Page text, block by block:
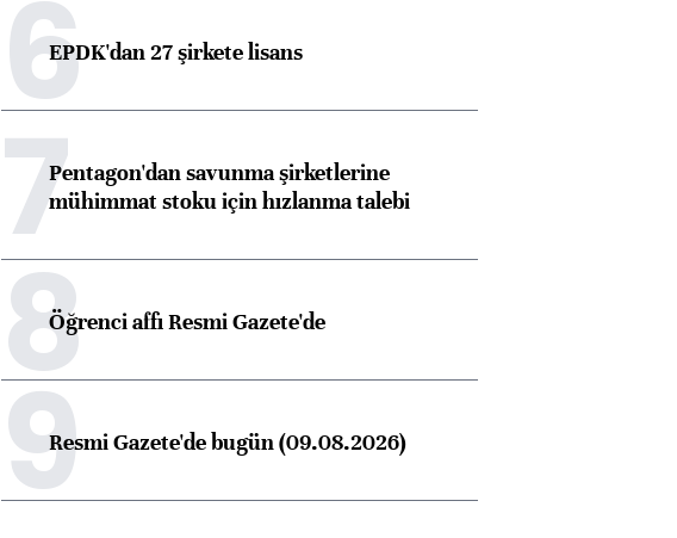
6EPDK'dan 27 şirkete lisans
7Pentagon'dan savunma şirketlerine
mühimmat stoku için hızlanma talebi
8Öğrenci affı Resmi Gazete'de
9Resmi Gazete'de bugün (09.08.2026)